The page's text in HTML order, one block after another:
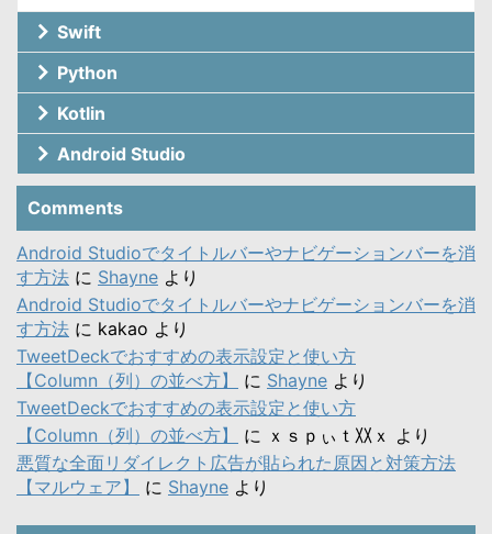
Swift
Python
Kotlin
Android Studio
Comments
Android Studioでタイトルバーやナビゲーションバーを消
す方法 に Shayne より
Android Studioでタイトルバーやナビゲーションバーを消
す方法 に kakao より
TweetDeckでおすすめの表示設定と使い方
【Column（列）の並べ方】
に Shayne より
TweetDeckでおすすめの表示設定と使い方
【Column（列）の並べ方】
に ｘｓｐぃｔ〷ｘ より
悪質な全面リダイレクト広告が貼られた原因と対策方法
【マルウェア】
に Shayne より